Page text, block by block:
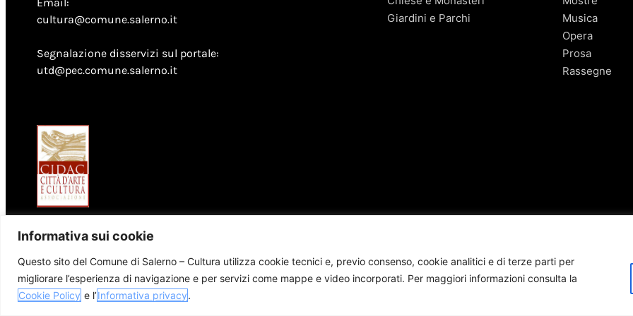
Informativa sui cookie
Questo sito del Comune di Salerno – Cultura utilizza cookie tecnici e, previo consenso, cookie analitici e di terze parti per
migliorare l’esperienza di navigazione e per servizi come mappe e video incorporati. Per maggiori informazioni consulta la
Cookie Policy e l’Informativa privacy.
cultura@comune.salerno.it
Segnalazione disservizi sul portale:
utd@pec.comune.salerno.it
Giardini e Parchi
Musica
Opera
Prosa
Rassegne
© 2026 Comune di Salerno – Tutti i diritti riservati